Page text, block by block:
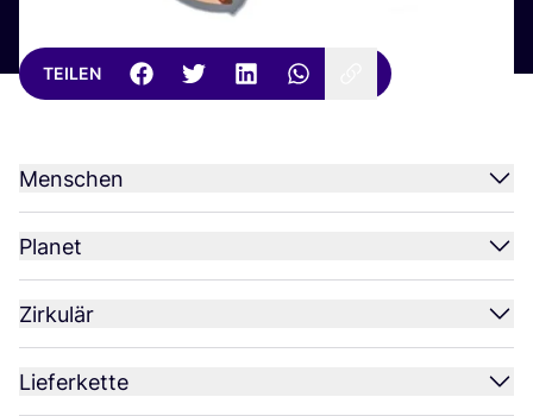
TEILEN
Menschen
Planet
Zirkulär
Lieferkette